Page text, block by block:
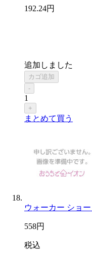
192.24円
追加しました
カゴ追加
-
1
+
まとめて買う
ウォーカー ショ
558円
税込